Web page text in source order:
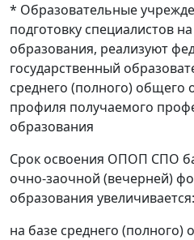
* Образовательные
подготовку специалистов
образования, реализуют
государственный
среднего (полного) общего
профиля получаемого
образования
Срок освоения ОПОП СПО
очно-заочной (вечерней)
образования увеличивается:
на базе среднего